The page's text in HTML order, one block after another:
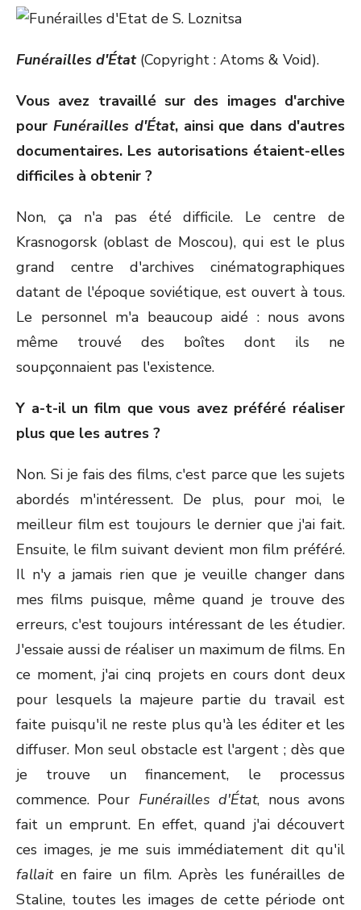
Funérailles d'État (Copyright : Atoms & Void).
Vous avez travaillé sur des images d'archive
pour Funérailles d'État, ainsi que dans d'autres
documentaires. Les autorisations étaient-elles
difficiles à obtenir ?
Non, ça n'a pas été difficile. Le centre de
Krasnogorsk (oblast de Moscou), qui est le plus
grand centre d'archives cinématographiques
datant de l'époque soviétique, est ouvert à tous.
Le personnel m'a beaucoup aidé : nous avons
même trouvé des boîtes dont ils ne
soupçonnaient pas l'existence.
Y a-t-il un film que vous avez préféré réaliser
plus que les autres ?
Non. Si je fais des films, c'est parce que les sujets
abordés m'intéressent. De plus, pour moi, le
meilleur film est toujours le dernier que j'ai fait.
Ensuite, le film suivant devient mon film préféré.
Il n'y a jamais rien que je veuille changer dans
mes films puisque, même quand je trouve des
erreurs, c'est toujours intéressant de les étudier.
J'essaie aussi de réaliser un maximum de films. En
ce moment, j'ai cinq projets en cours dont deux
pour lesquels la majeure partie du travail est
faite puisqu'il ne reste plus qu'à les éditer et les
diffuser. Mon seul obstacle est l'argent ; dès que
je trouve un financement, le processus
commence. Pour Funérailles d'État, nous avons
fait un emprunt. En effet, quand j'ai découvert
ces images, je me suis immédiatement dit qu'il
fallait en faire un film. Après les funérailles de
Staline, toutes les images de cette période ont